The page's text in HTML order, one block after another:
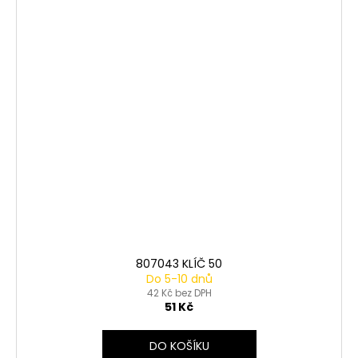
807043 KLÍČ 50
Do 5-10 dnů
42 Kč bez DPH
51 Kč
DO KOŠÍKU